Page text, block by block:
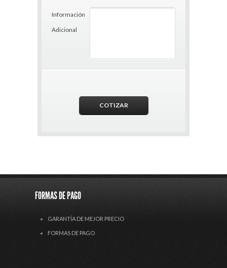
Información
Adicional
FORMAS DE PAGO
GARANTÍA DE MEJOR PRECIO
FORMAS DE PAGO